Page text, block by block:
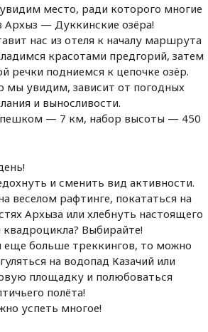
место, ради которого многие
Архыз — Дуккинские озёра!
нас из отеля к началу маршрута
красотами предгорий, затем
речки подниемся к цепочке озёр.
мы увидим, зависит от погодных
и выносливости.
— 7 км, набор высоты — 450
и сменить вид активности.
веселом рафтинге, покататься на
Архыза или хлебнуть настоящего
квадроцикла? Выбирайте!
еще больше треккингов, то можно
на водопад Казачий или
площадку и полюбоваться
полёта!
успеть многое!